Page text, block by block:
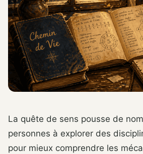
La quête de sens pousse de
personnes à explorer des
pour mieux comprendre les